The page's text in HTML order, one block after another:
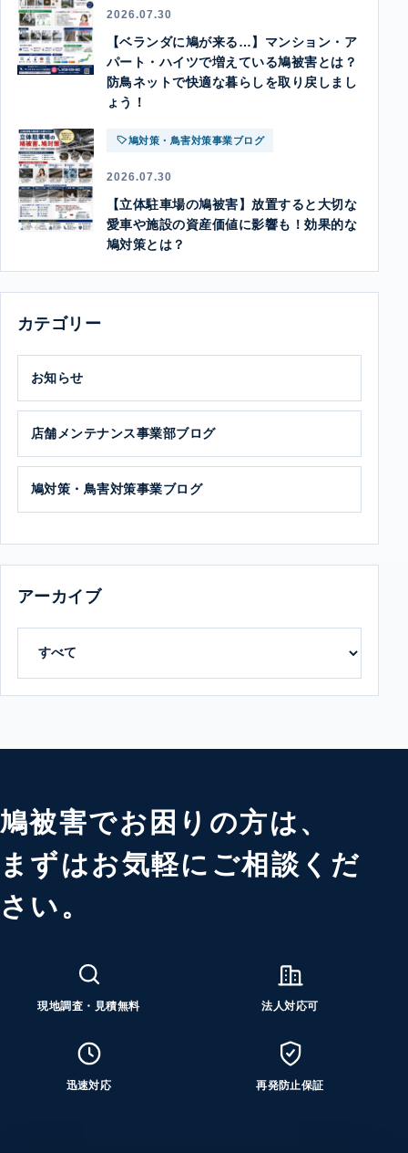
2026.07.30
【ベランダに鳩が来る…】マンション・ア
パート・ハイツで増えている鳩被害とは？
防鳥ネットで快適な暮らしを取り戻しまし
ょう！
鳩対策・鳥害対策事業ブログ
2026.07.30
【立体駐車場の鳩被害】放置すると大切な
愛車や施設の資産価値に影響も！効果的な
鳩対策とは？
カテゴリー
お知らせ
店舗メンテナンス事業部ブログ
鳩対策・鳥害対策事業ブログ
アーカイブ
鳩被害でお困りの方は、
まずはお気軽にご相談くだ
さい。
現地調査・見積無料 法人対応可
迅速対応 再発防止保証